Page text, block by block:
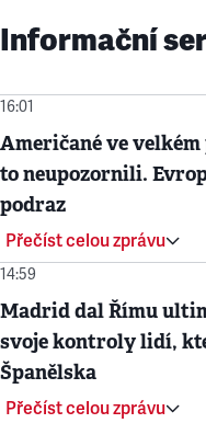
Informační
16:01
Američané ve
to neupozornili.
podraz
Přečíst celou zprávu
14:59
Madrid dal Římu
svoje kontroly lidí,
Španělska
Přečíst celou zprávu